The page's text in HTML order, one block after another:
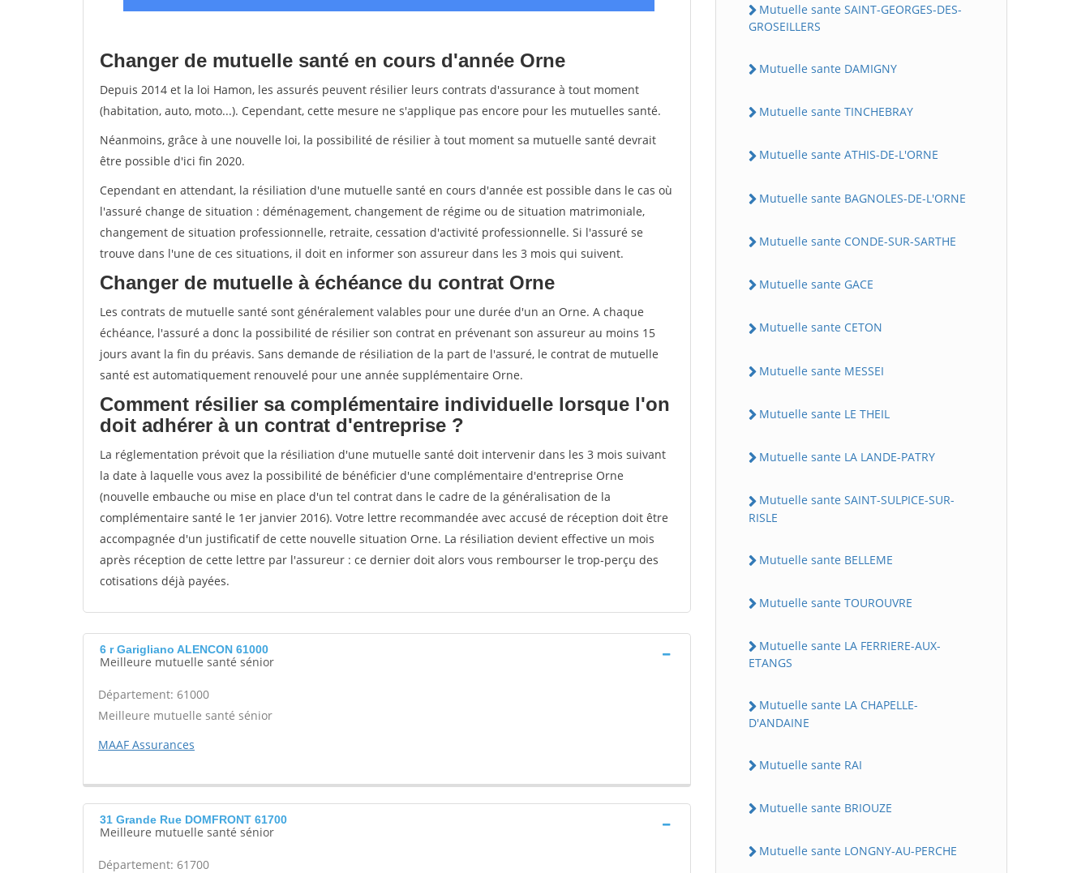
Changer de mutuelle santé en cours d'année Orne
Depuis 2014 et la loi Hamon, les assurés peuvent résilier leurs contrats d'assurance à tout moment
(habitation, auto, moto...). Cependant, cette mesure ne s'applique pas encore pour les mutuelles santé.
Néanmoins, grâce à une nouvelle loi, la possibilité de résilier à tout moment sa mutuelle santé devrait
être possible d'ici fin 2020.
Cependant en attendant, la résiliation d'une mutuelle santé en cours d'année est possible dans le cas où
l'assuré change de situation : déménagement, changement de régime ou de situation matrimoniale,
changement de situation professionnelle, retraite, cessation d'activité professionnelle. Si l'assuré se
trouve dans l'une de ces situations, il doit en informer son assureur dans les 3 mois qui suivent.
Changer de mutuelle à échéance du contrat Orne
Les contrats de mutuelle santé sont généralement valables pour une durée d'un an Orne. A chaque
échéance, l'assuré a donc la possibilité de résilier son contrat en prévenant son assureur au moins 15
jours avant la fin du préavis. Sans demande de résiliation de la part de l'assuré, le contrat de mutuelle
santé est automatiquement renouvelé pour une année supplémentaire Orne.
Comment résilier sa complémentaire individuelle lorsque l'on
doit adhérer à un contrat d'entreprise ?
La réglementation prévoit que la résiliation d'une mutuelle santé doit intervenir dans les 3 mois suivant
la date à laquelle vous avez la possibilité de bénéficier d'une complémentaire d'entreprise Orne
(nouvelle embauche ou mise en place d'un tel contrat dans le cadre de la généralisation de la
complémentaire santé le 1er janvier 2016). Votre lettre recommandée avec accusé de réception doit être
accompagnée d'un justificatif de cette nouvelle situation Orne. La résiliation devient effective un mois
après réception de cette lettre par l'assureur : ce dernier doit alors vous rembourser le trop-perçu des
cotisations déjà payées.
6 r Garigliano ALENCON 61000
Meilleure mutuelle santé sénior
Département: 61000
Meilleure mutuelle santé sénior
MAAF Assurances
31 Grande Rue DOMFRONT 61700
Meilleure mutuelle santé sénior
Département: 61700
Mutuelle sante SAINT-GEORGES-DES-
GROSEILLERS
Mutuelle sante DAMIGNY
Mutuelle sante TINCHEBRAY
Mutuelle sante ATHIS-DE-L'ORNE
Mutuelle sante BAGNOLES-DE-L'ORNE
Mutuelle sante CONDE-SUR-SARTHE
Mutuelle sante GACE
Mutuelle sante CETON
Mutuelle sante MESSEI
Mutuelle sante LE THEIL
Mutuelle sante LA LANDE-PATRY
Mutuelle sante SAINT-SULPICE-SUR-
RISLE
Mutuelle sante BELLEME
Mutuelle sante TOUROUVRE
Mutuelle sante LA FERRIERE-AUX-
ETANGS
Mutuelle sante LA CHAPELLE-
D'ANDAINE
Mutuelle sante RAI
Mutuelle sante BRIOUZE
Mutuelle sante LONGNY-AU-PERCHE